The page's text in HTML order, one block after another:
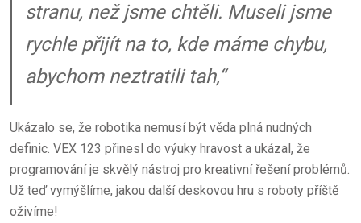
stranu, než jsme chtěli. Museli jsme
rychle přijít na to, kde máme chybu,
abychom neztratili tah,“
Ukázalo se, že robotika nemusí být věda plná nudných
definic. VEX 123 přinesl do výuky hravost a ukázal, že
programování je skvělý nástroj pro kreativní řešení problémů.
Už teď vymýšlíme, jakou další deskovou hru s roboty příště
oživíme!